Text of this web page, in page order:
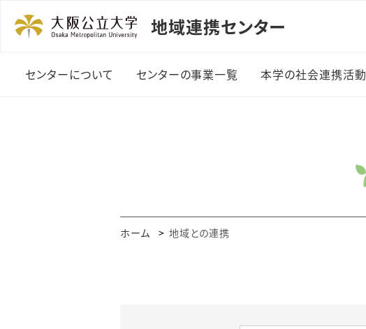
地域連携センター
センターについて センターの事業一覧
地域連携活動に伴う講
本学の社会連携活動
ホーム 地域との連携